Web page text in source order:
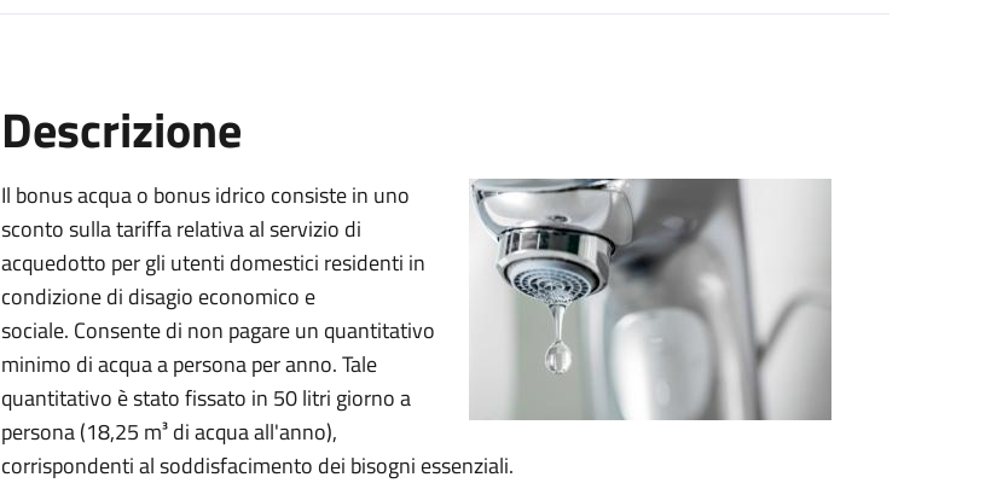
Descrizione
Il bonus acqua o bonus idrico consiste in uno
sconto sulla tariffa relativa al servizio di
acquedotto per gli utenti domestici residenti in
condizione di disagio economico e
sociale. Consente di non pagare un quantitativo
minimo di acqua a persona per anno. Tale
quantitativo è stato fissato in 50 litri giorno a
persona (18,25 m³ di acqua all'anno),
corrispondenti al soddisfacimento dei bisogni essenziali.